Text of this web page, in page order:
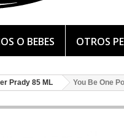
O BEBES OTROS
Prady 85 ML You Be One